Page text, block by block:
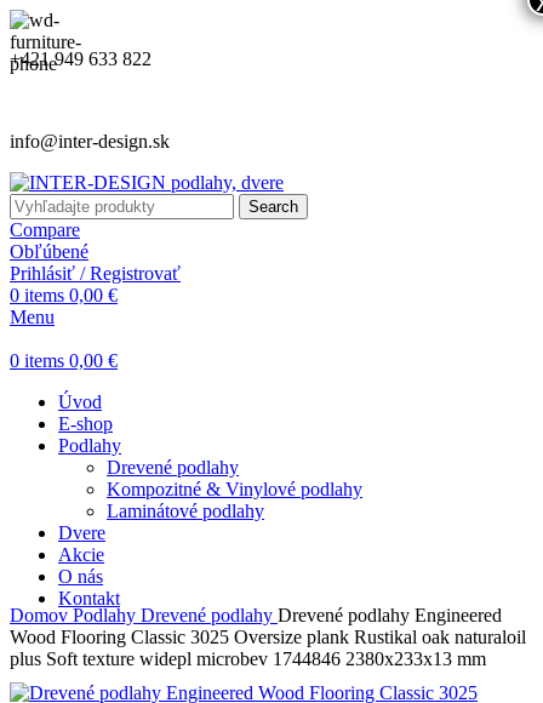
+421 949 633 822
info@inter-design.sk
Search
Compare
Obľúbené
Prihlásiť / Registrovať
0 items 0,00 €
Menu
0 items 0,00 €
Úvod
E-shop
Podlahy
Drevené podlahy
Kompozitné & Vinylové podlahy
Laminátové podlahy
Dvere
Akcie
O nás
Kontakt
Domov Podlahy Drevené podlahy Drevené podlahy Engineered
Wood Flooring Classic 3025 Oversize plank Rustikal oak naturaloil
plus Soft texture widepl microbev 1744846 2380x233x13 mm